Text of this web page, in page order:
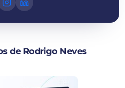
de Rodrigo Neves